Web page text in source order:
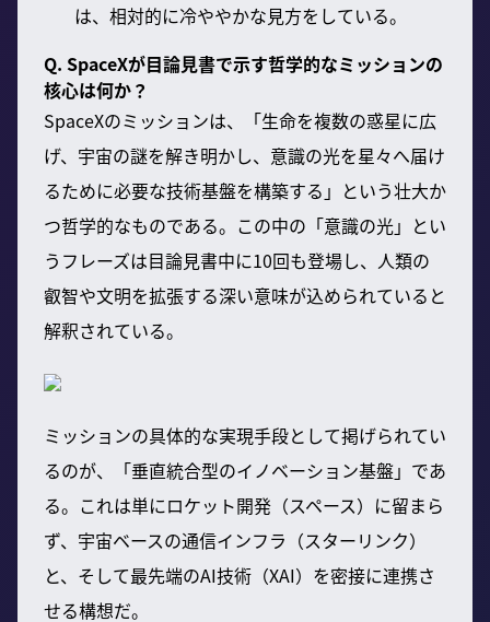
は、相対的に冷ややかな見方をしている。
Q. SpaceXが目論見書で示す哲学的なミッションの
核心は何か？
SpaceXのミッションは、「生命を複数の惑星に広
げ、宇宙の謎を解き明かし、意識の光を星々へ届け
るために必要な技術基盤を構築する」という壮大か
つ哲学的なものである。この中の「意識の光」とい
うフレーズは目論見書中に10回も登場し、人類の
叡智や文明を拡張する深い意味が込められていると
解釈されている。
ミッションの具体的な実現手段として掲げられてい
るのが、「垂直統合型のイノベーション基盤」であ
る。これは単にロケット開発（スペース）に留まら
ず、宇宙ベースの通信インフラ（スターリンク）
と、そして最先端のAI技術（XAI）を密接に連携さ
せる構想だ。